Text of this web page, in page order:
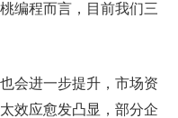
编程而言，目前我们三
会进一步提升，市场资
效应愈发凸显，部分企